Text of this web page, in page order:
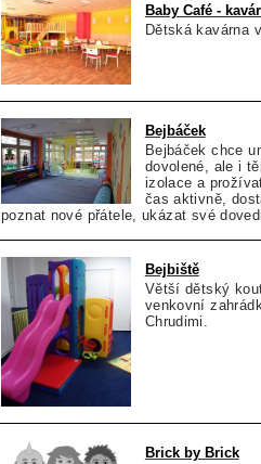
Baby Café -
Dětská kavárna
Bejbáček
Bejbáček chce
dovolené, ale i
izolace a
čas aktivně,
poznat nové přátele, ukázat své
Bejbiště
Větší dětský
venkovní
Chrudimi.
Brick by Brick